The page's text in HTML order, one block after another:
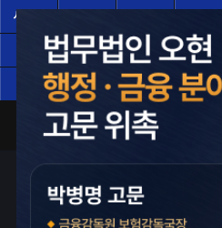
서울
의정부 성남 창원
울산 부천 남양주
사기·횡령·배임 사건의